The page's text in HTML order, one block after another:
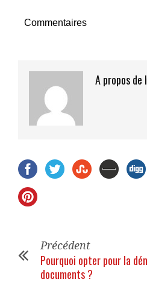
Commentaires
A propos de
Précédent
Pourquoi opter pour la
documents ?